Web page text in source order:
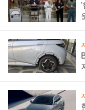
'